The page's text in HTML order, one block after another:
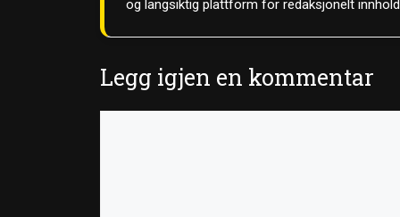
og langsiktig plattform for redaksjonelt
Legg igjen en kommentar